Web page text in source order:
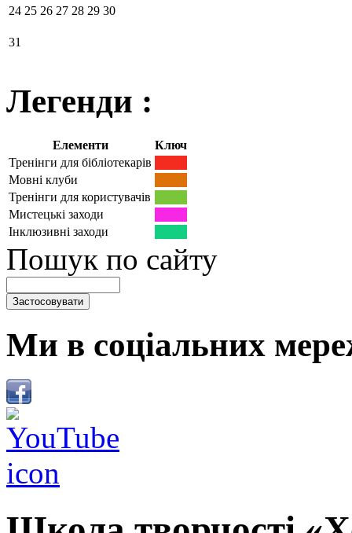
24 25 26 27 28 29 30
31
Легенди :
Елементи
Ключ
Тренінги для бібліотекарів
Мовні клуби
Тренінги для користувачів
Мистецькі заходи
Інклюзивні заходи
Пошук по сайту
Ми в соціальних